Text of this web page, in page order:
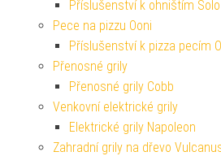
Příslušenství k ohništím
Pece na pizzu Ooni
Příslušenství k pizza pecím
Přenosné grily
Přenosné grily Cobb
Venkovní elektrické grily
Elektrické grily Napoleon
Zahradní grily na dřevo